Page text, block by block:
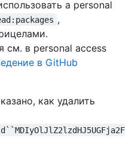
a personal
,
см. в personal access
в GitHub
как удалить